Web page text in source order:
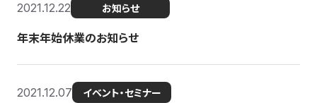
2021.12.22 お知らせ
年末年始休業のお知らせ
2021.12.07 イベント・セミナー